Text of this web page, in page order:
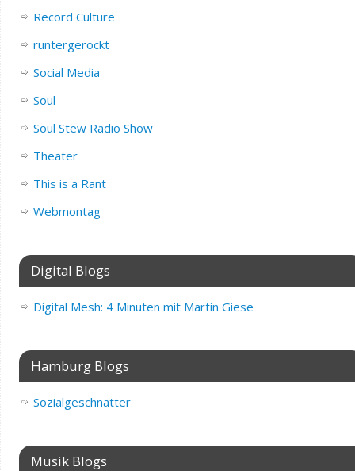
Record Culture
runtergerockt
Social Media
Soul
Soul Stew Radio Show
Theater
This is a Rant
Webmontag
Digital Blogs
Digital Mesh: 4 Minuten mit Martin Giese
Hamburg Blogs
Sozialgeschnatter
Musik Blogs